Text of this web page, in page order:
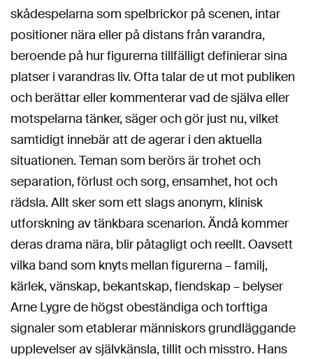
skådespelarna som spelbrickor på scenen, intar
positioner nära eller på distans från varandra,
beroende på hur figurerna tillfälligt definierar sina
platser i varandras liv. Ofta talar de ut mot publiken
och berättar eller kommenterar vad de själva eller
motspelarna tänker, säger och gör just nu, vilket
samtidigt innebär att de agerar i den aktuella
situationen. Teman som berörs är trohet och
separation, förlust och sorg, ensamhet, hot och
rädsla. Allt sker som ett slags anonym, klinisk
utforskning av tänkbara scenarion. Ändå kommer
deras drama nära, blir påtagligt och reellt. Oavsett
vilka band som knyts mellan figurerna – familj,
kärlek, vänskap, bekantskap, fiendskap – belyser
Arne Lygre de högst obeständiga och torftiga
signaler som etablerar människors grundläggande
upplevelser av självkänsla, tillit och misstro. Hans